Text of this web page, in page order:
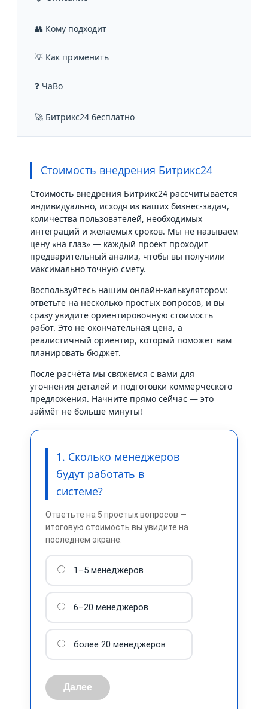
👥 Кому подходит
💡 Как применить
❓ ЧаВо
🚀 Битрикс24 бесплатно
Стоимость внедрения Битрикс24
Стоимость внедрения Битрикс24 рассчитывается
индивидуально, исходя из ваших бизнес-задач,
количества пользователей, необходимых
интеграций и желаемых сроков. Мы не называем
цену «на глаз» — каждый проект проходит
предварительный анализ, чтобы вы получили
максимально точную смету.
Воспользуйтесь нашим онлайн-калькулятором:
ответьте на несколько простых вопросов, и вы
сразу увидите ориентировочную стоимость
работ. Это не окончательная цена, а
реалистичный ориентир, который поможет вам
планировать бюджет.
После расчёта мы свяжемся с вами для
уточнения деталей и подготовки коммерческого
предложения. Начните прямо сейчас — это
займёт не больше минуты!
1. Сколько менеджеров
будут работать в
системе?
Ответьте на 5 простых вопросов —
итоговую стоимость вы увидите на
последнем экране.
1–5 менеджеров
6–20 менеджеров
более 20 менеджеров
Далее
обработку персональных